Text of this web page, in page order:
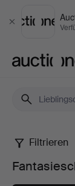
Schließen
in
Filtrieren